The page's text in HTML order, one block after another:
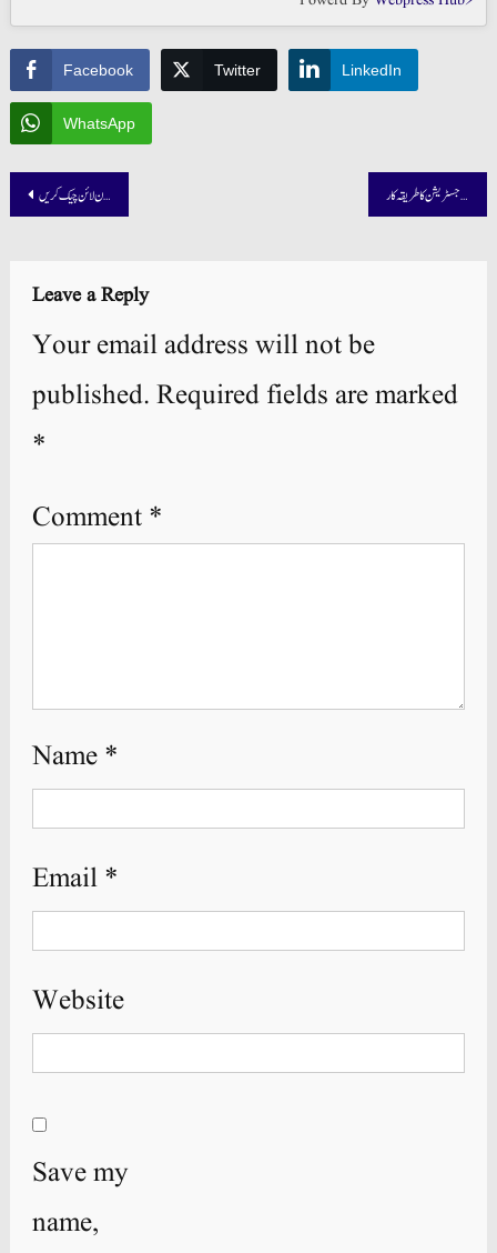
Facebook Twitter LinkedIn
WhatsApp
Post
وزیراعلیٰ پنجاب راشن کارڈ میں اپنی اہلیت آن لائن چیک کریں وزیراعلیٰ پنجاب مفت لیپ ٹاپ اسکیم 2025 میں رجسٹریشن کا طریقہ کار
Leave a Reply
Your email address will not be
published. Required fields are marked
*
Comment *
Name *
Email *
Website
Save my
name,